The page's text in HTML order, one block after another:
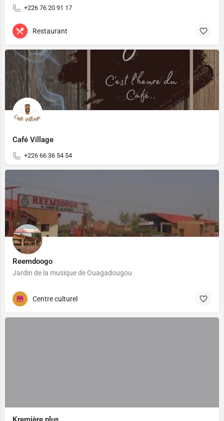
+226 76 20 91 17
Restaurant
Café Village
+226 66 36 54 54
Reemdoogo
Jardin de la musique de Ouagadougou
Centre culturel